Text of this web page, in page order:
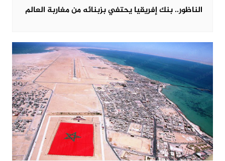
الناظور.. بنك إفريقيا يحتفي بزبنائه من مغاربة العالم